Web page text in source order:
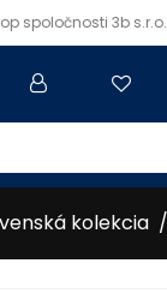
spoločnosti 3b s.r.o.
kolekcia